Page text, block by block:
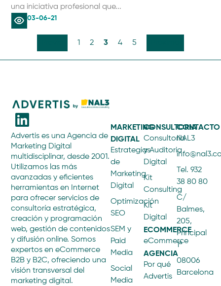
una iniciativa profesional que...
03-06-21
1 2 3 4 5
Advertis es una Agencia de
Marketing Digital
multidisciplinar, desde 2001.
Utilizamos las más
avanzadas y eficientes
herramientas en Internet
para ofrecer servicios de
consultoría estratégica,
creación y programación
web, gestión de contenidos
y difusión online. Somos
expertos en eCommerce
B2B y B2C, ofreciendo una
visión transversal del
marketing digital.
MARKETING
DIGITAL
Estrategias
de
Marketing
Digital
Optimización
SEO
SEM y
Paid
Media
Social
Media
CONSULTORIA
Consultoría
y Auditoria
Digital
Kit
Consulting
Kit
Digital
ECOMMERCE
eCommerce
AGENCIA
Por qué
Advertis
CONTACTO
NAL3
Tel. 932
38 80 80
C/
Balmes,
205,
Principal
1ª
08006
Barcelona